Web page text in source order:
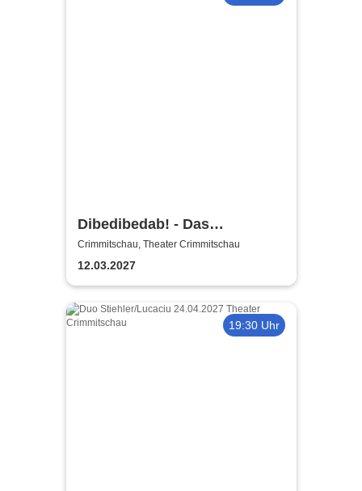
Dibedibedab! - Das
Kikaninchen-Musical
Crimmitschau, Theater Crimmitschau
12.03.2027
19:30 Uhr